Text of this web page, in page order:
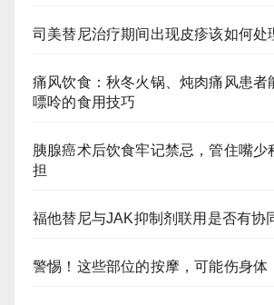
司美替尼治疗期间出现皮疹该如何处
痛风饮食：秋冬火锅、炖肉痛风患者
嘌呤的食用技巧
胰腺癌术后饮食牢记禁忌，管住嘴少
担
福他替尼与JAK抑制剂联用是否有协
警惕！这些部位的按摩，可能伤身体